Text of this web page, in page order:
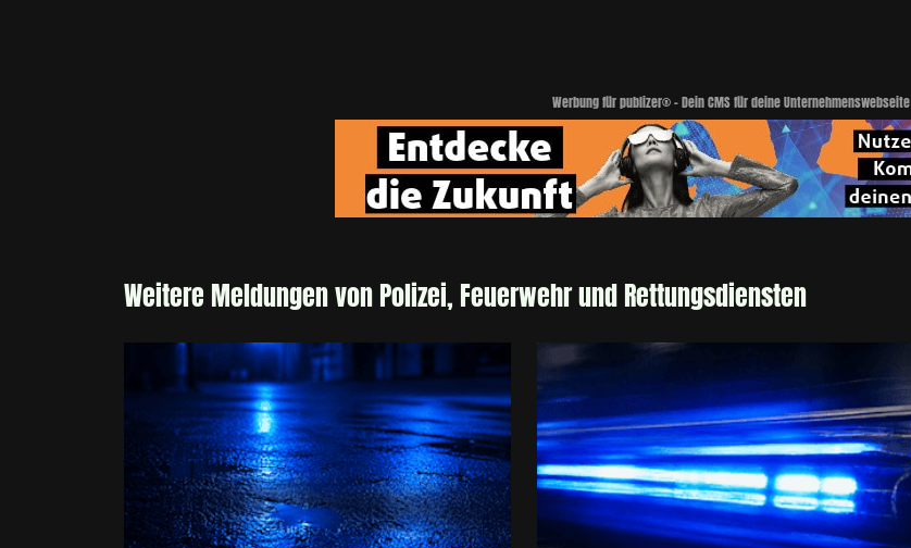
Werbung für publizer® - Dein CMS für deine Unternehmenswebseite
Weitere Meldungen von Polizei, Feuerwehr und Rettungsdiensten